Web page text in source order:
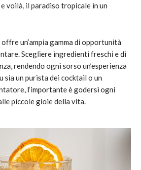
voilà, il paradiso tropicale in un
offre un’ampia gamma di opportunità
Scegliere ingredienti freschi e di
rendendo ogni sorso un’esperienza
sia un purista dei cocktail o un
l’importante è godersi ogni
piccole gioie della vita.